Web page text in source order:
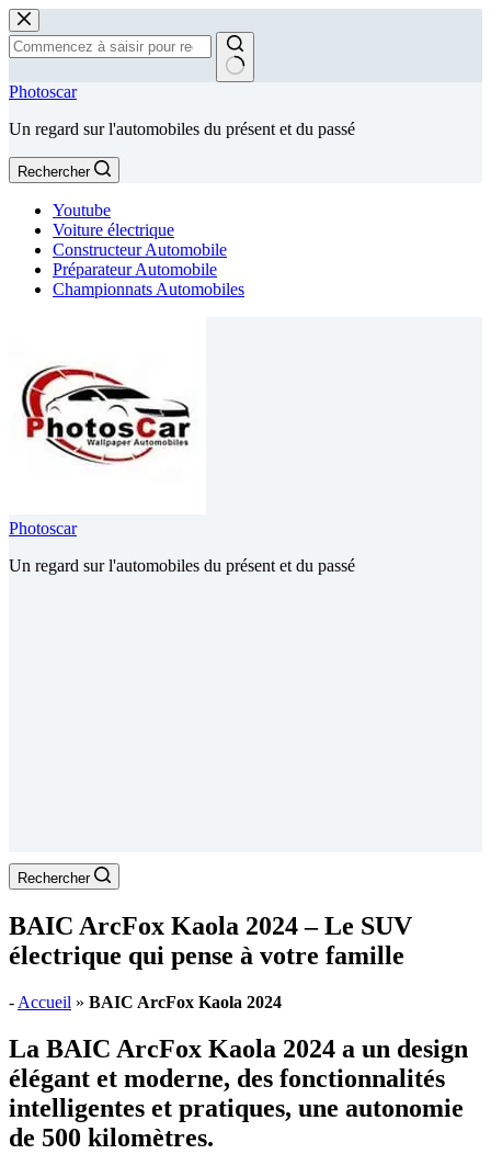
Passer
au
contenu
Aucun
Photoscar
Un regard sur l'automobiles du présent et du passé
Rechercher
Youtube
Voiture électrique
Constructeur Automobile
Préparateur Automobile
Championnats Automobiles
Photoscar
Un regard sur l'automobiles du présent et du passé
Rechercher
BAIC ArcFox Kaola 2024 – Le SUV
électrique qui pense à votre famille
- Accueil » BAIC ArcFox Kaola 2024
La BAIC ArcFox Kaola 2024 a un design
élégant et moderne, des fonctionnalités
intelligentes et pratiques, une autonomie
de 500 kilomètres.